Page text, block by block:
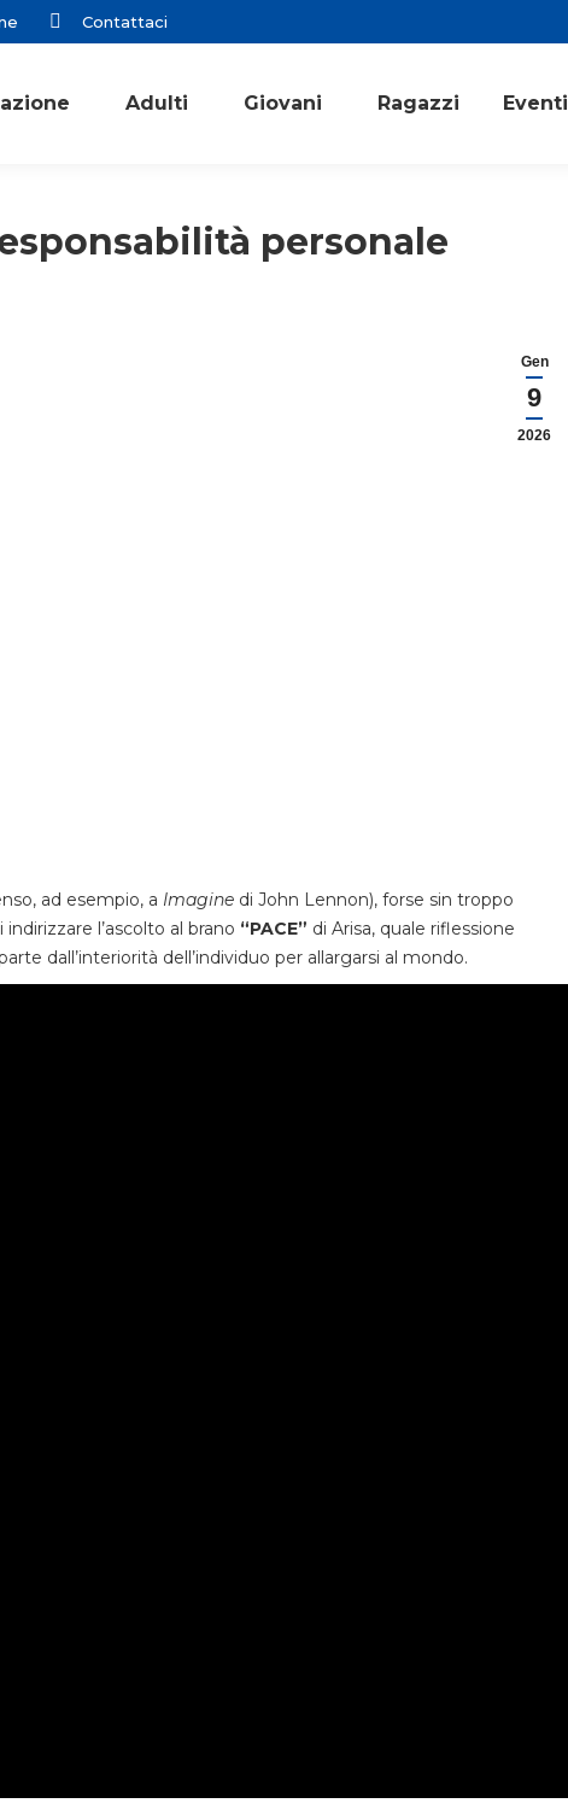
Contattaci
Adulti Giovani Ragazzi Eventi
personale
Gen
9
2026
ad esempio, a Imagine di John Lennon), forse sin troppo
l’ascolto al brano “PACE” di Arisa, quale riflessione
dall’interiorità dell’individuo per allargarsi al mondo.